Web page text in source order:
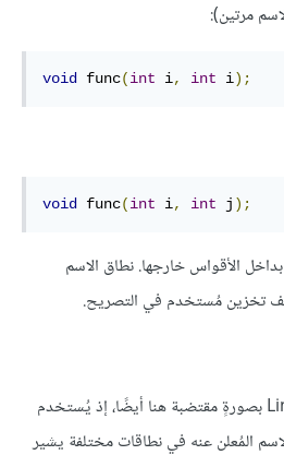
مرتين):
void func(int i, int i);
void func(int i, int j );
الأقواس خارجها. نطاق الاسم
تخزين مُستخدم في التصريح.
سنذكّر بمصطلح الربط Linkage بصورةٍ مقتضبة هنا أيضًا، إذ يُستخدم
المُعلن عنه في نطاقات مختلفة يشير